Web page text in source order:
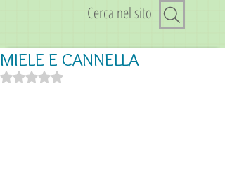
Cerca nel sito
MIELE E CANNELLA
Valutazione NaN stelle su 5.